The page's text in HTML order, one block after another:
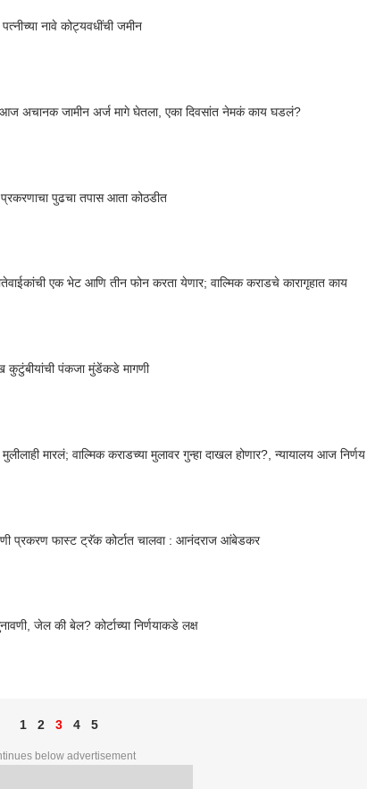
नावे कोट्यवधींची जमीन
आज अचानक जामीन अर्ज मागे घेतला, एका दिवसांत नेमकं काय घडलं?
पुढचा तपास आता कोठडीत
एक भेट आणि तीन फोन करता येणार; वाल्मिक कराडचे कारागृहात काय
कुटुंबीयांची पंकजा मुंडेंकडे मागणी
मारलं; वाल्मिक कराडच्या मुलावर गुन्हा दाखल होणार?, न्यायालय आज निर्णय
प्रकरण फास्ट ट्रॅक कोर्टात चालवा : आनंदराज आंबेडकर
जेल की बेल? कोर्टाच्या निर्णयाकडे लक्ष
1 2 3 4 5
below advertisement